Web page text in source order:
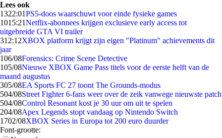
Lees ook
1322:01PS5-doos waarschuwt voor einde fysieke games
1015:21Netflix-abonnees krijgen exclusieve early access tot
uitgebreide GTA VI trailer
312:12XBOX platform krijgt zijn eigen "Platinum" achievements dit
jaar
106/08Forensics: Crime Scene Detective
105/08Nieuwe XBOX Game Pass titels voor de eerste helft van de
maand augustus
305/08EA Sports FC 27 toont The Grounds-modus
504/08Street Fighter 6-fans weer over de zeik vanwege nieuwste patch
504/08Control Resonant kost je 30 uur om uit te spelen
204/08Apex Legends stopt vandaag op Nintendo Switch
1702/08XBOX Series in Europa tot 200 euro duurder
Font-grootte: